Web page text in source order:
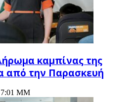
καμπίνας της
από την Παρασκευή
7:01 ΜΜ